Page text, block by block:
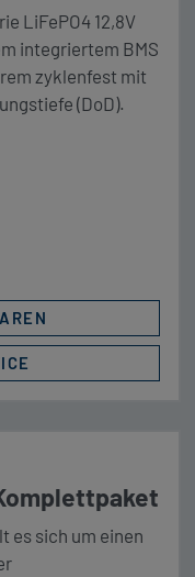
LiFePO4 12,8V
integriertem BMS
zyklenfest mit
(DoD).
oder
es sich um einen